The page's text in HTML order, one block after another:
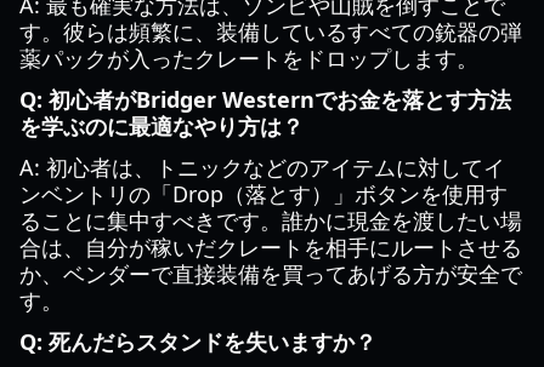
す。彼らは頻繁に、装備しているすべての銃器の弾
薬パックが入ったクレートをドロップします。
Q: 初心者がBridger Westernでお金を落とす方法
を学ぶのに最適なやり方は？
A: 初心者は、トニックなどのアイテムに対してイ
ンベントリの「Drop（落とす）」ボタンを使用す
ることに集中すべきです。誰かに現金を渡したい場
合は、自分が稼いだクレートを相手にルートさせる
か、ベンダーで直接装備を買ってあげる方が安全で
す。
Q: 死んだらスタンドを失いますか？